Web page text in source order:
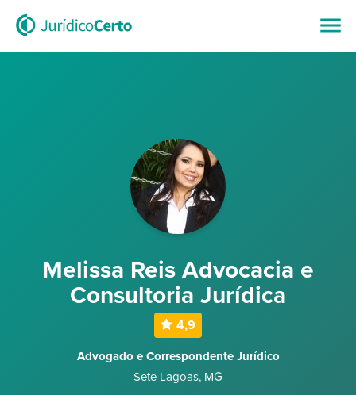
Melissa Reis Advocacia e
Consultoria Jurídica
4,9
Advogado e Correspondente Jurídico
Sete Lagoas, MG